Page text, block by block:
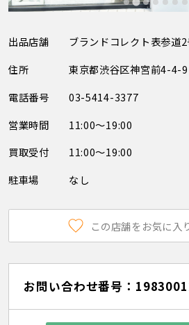
出品店舗
ブランドコレクト表参道
住所
東京都渋谷区神宮前4-4-
電話番号
03-5414-3377
営業時間
11:00～19:00
買取受付
11:00～19:00
駐車場
なし
この店舗をお気に入
お問い合わせ番号：